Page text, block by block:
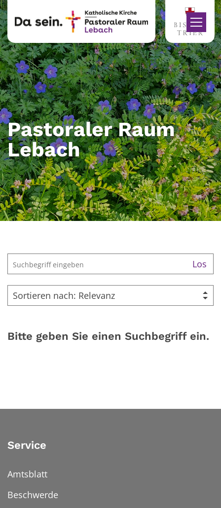
Zum Inhalt springen
Pastoraler Raum
Lebach
Suche Los
Bitte geben Sie einen Suchbegriff ein.
Service
Amtsblatt
Beschwerde